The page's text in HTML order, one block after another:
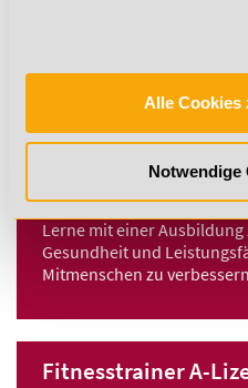
Alle Cookies
Notwendige
Fitnesstrainer B-
Dein Trainereinstieg mit
Gesundheitscoach
Lerne mit einer
Gesundheit und
Mitmenschen zu
Fitnesstrainer A-